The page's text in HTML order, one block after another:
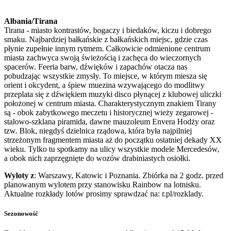
Albania/Tirana
Tirana - miasto kontrastów, bogaczy i biedaków, kiczu i dobrego
smaku. Najbardziej bałkańskie z bałkańskich miejsc, gdzie czas
płynie zupełnie innym rytmem. Całkowicie odmienione centrum
miasta zachwyca swoją świeżością i zachęca do wieczornych
spacerów. Feeria barw, dźwięków i zapachów otacza nas
pobudzając wszystkie zmysły. To miejsce, w którym miesza się
orient i okcydent, a śpiew muezina wzywającego do modlitwy
przeplata się z dźwiękiem muzyki disco płynącej z klubowej uliczki
położonej w centrum miasta. Charakterystycznym znakiem Tirany
są - obok zabytkowego meczetu i historycznej wieży zegarowej -
stalowo-szklana piramida, dawne mauzoleum Envera Hodży oraz
tzw. Blok, niegdyś dzielnica rządowa, która była najpilniej
strzeżonym fragmentem miasta aż do początku ostatniej dekady XX
wieku. Tylko tu spotkamy na ulicy wszystkie modele Mercedesów,
a obok nich zaprzęgnięte do wozów drabiniastych osiołki.
Wyloty z: Warszawy, Katowic i Poznania. Zbiórka na 2 godz. przed
planowanym wylotem przy stanowisku Rainbow na lotnisku.
Aktualne rozkłady lotów prosimy sprawdzać na: r.pl/rozklady.
Sezonowość